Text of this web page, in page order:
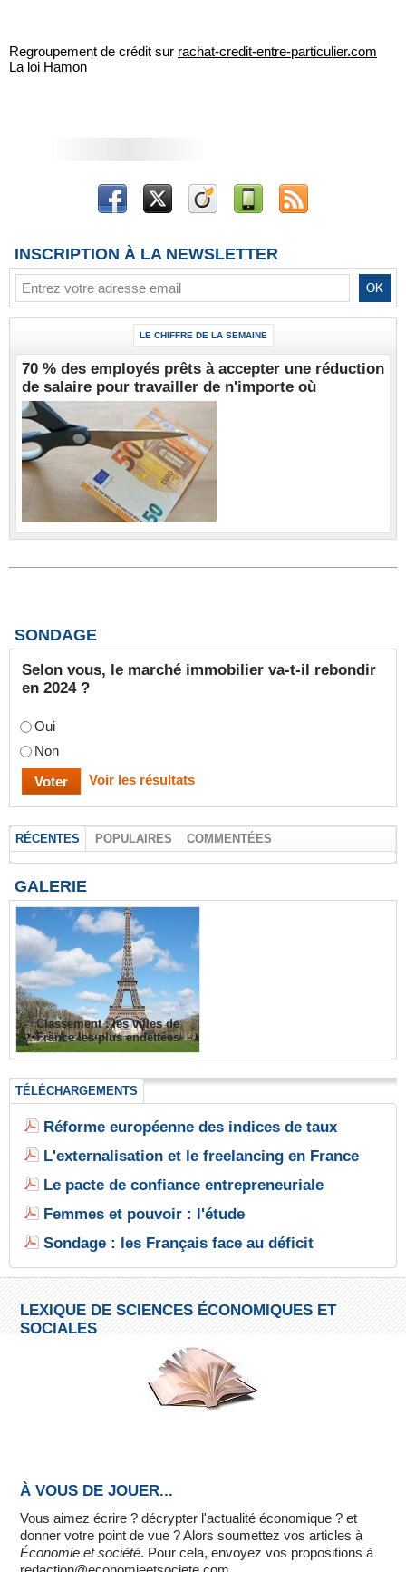
Regroupement de crédit sur rachat-credit-entre-particulier.com
La loi Hamon
INSCRIPTION À LA NEWSLETTER
LE CHIFFRE DE LA SEMAINE
70 % des employés prêts à accepter une réduction
de salaire pour travailler de n'importe où
SONDAGE
Selon vous, le marché immobilier va-t-il rebondir
en 2024 ?
Oui
Non
Voir les résultats
RÉCENTES POPULAIRES COMMENTÉES
GALERIE
Classement : les villes de
France les plus endettées
TÉLÉCHARGEMENTS
Réforme européenne des indices de taux
L'externalisation et le freelancing en France
Le pacte de confiance entrepreneuriale
Femmes et pouvoir : l'étude
Sondage : les Français face au déficit
LEXIQUE DE SCIENCES ÉCONOMIQUES ET
SOCIALES
À VOUS DE JOUER...
Vous aimez écrire ? décrypter l'actualité économique ? et
donner votre point de vue ? Alors soumettez vos articles à
Économie et société. Pour cela, envoyez vos propositions à